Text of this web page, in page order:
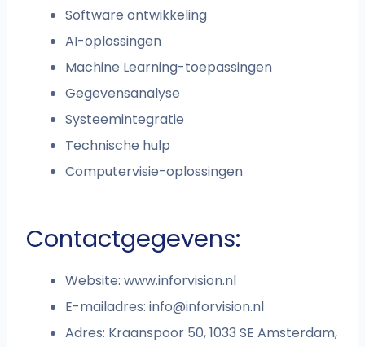
Software ontwikkeling
AI-oplossingen
Machine Learning-toepassingen
Gegevensanalyse
Systeemintegratie
Technische hulp
Computervisie-oplossingen
Contactgegevens:
Website: www.inforvision.nl
E-mailadres:info@inforvision.nl
Adres: Kraanspoor 50, 1033 SE Amsterdam,